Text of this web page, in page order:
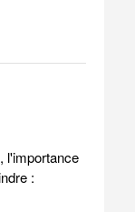
l'importance
: